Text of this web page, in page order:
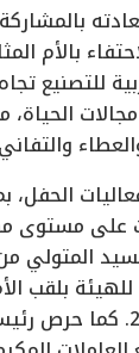
بالأم
للتصنيع
الحياة،
الحفل،
على مستوى
المتولي
بلقب
العربية للتصنيع لعام